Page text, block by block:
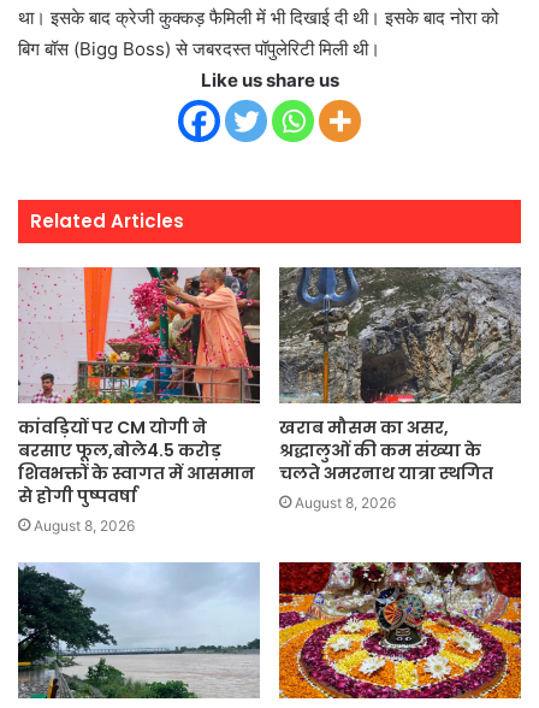
था। इसके बाद क्रेजी कुक्कड़ फैमिली में भी दिखाई दी थी। इसके बाद नोरा को
बिग बॉस (Bigg Boss) से जबरदस्त पॉपुलेरिटी मिली थी।
Like us share us
Related Articles
कांवड़ियों पर CM योगी ने
बरसाए फूल,बोले4.5 करोड़
शिवभक्तों के स्वागत में आसमान
से होगी पुष्पवर्षा
August 8, 2026
खराब मौसम का असर,
श्रद्धालुओं की कम संख्या के
चलते अमरनाथ यात्रा स्थगित
August 8, 2026